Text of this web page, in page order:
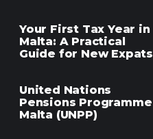
Your First Tax Year in
Malta: A Practical
Guide for New Expats
United Nations
Pensions Programme
Malta (UNPP)